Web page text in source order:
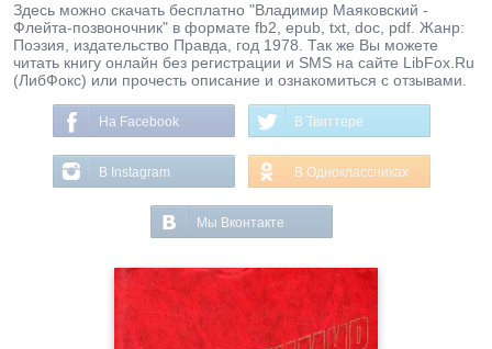
Здесь можно скачать бесплатно "Владимир Маяковский -
Флейта-позвоночник" в формате fb2, epub, txt, doc, pdf. Жанр:
Поэзия, издательство Правда, год 1978. Так же Вы можете
читать книгу онлайн без регистрации и SMS на сайте LibFox.Ru
(ЛибФокс) или прочесть описание и ознакомиться с отзывами.
На Facebook В Твиттере
В Instagram В Одноклассниках
Мы Вконтакте